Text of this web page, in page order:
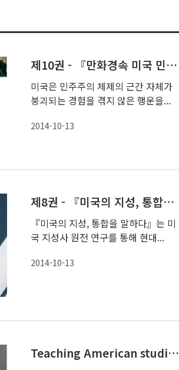
제10권 - 『만화경속 미국 민주주의: 법, 제도, 과정을 통한 미국 정부와 정치 분석』
미국은 민주주의 체제의 근간 자체가
붕괴되는 경험을 겪지 않은 행운을...
2014-10-13
제8권 - 『미국의 지성, 통합을 말하다』
『미국의 지성, 통합을 말하다』는 미
국 지성사 원전 연구를 통해 현대...
2014-10-13
Teaching American studies as an interdisciplinary program